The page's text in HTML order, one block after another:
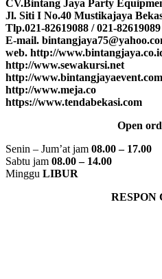
CV.Bintang Jaya Party
Jl. Siti I No.40 Mustikajaya
Tlp.021-82619088 / 021-
E-mail.
web. http://
http://www.sewakursi.net
http://www.bintangjayaevent.com
http://www.meja.co
https://www.tendabekasi.com
Open
Senin – Jum’at jam 08.00 – 17.00
Sabtu jam 08.00 – 14.00
Minggu LIBUR
RESPON